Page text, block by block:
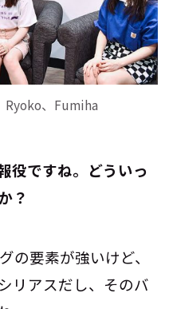
Ryoko、Fumiha
役ですね。どういっ
？
の要素が強いけど、
リアスだし、そのバ